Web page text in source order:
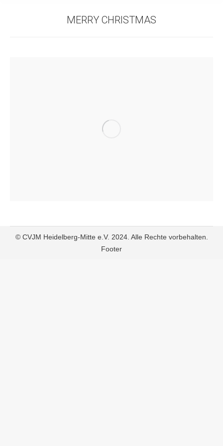
MERRY CHRISTMAS
© CVJM Heidelberg-Mitte e.V. 2024. Alle Rechte vorbehalten.
Footer